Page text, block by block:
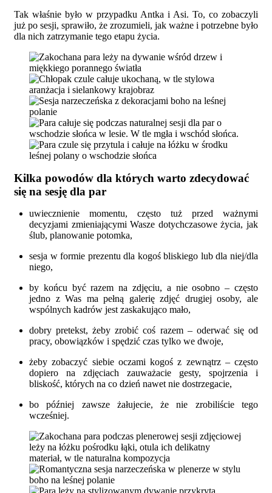
Tak właśnie było w przypadku Antka i Asi. To, co zobaczyli
już po sesji, sprawiło, że zrozumieli, jak ważne i potrzebne było
dla nich zatrzymanie tego etapu życia.
Kilka powodów dla których warto zdecydować
się na sesję dla par
uwiecznienie momentu, często tuż przed ważnymi
decyzjami zmieniającymi Wasze dotychczasowe życia, jak
ślub, planowanie potomka,
sesja w formie prezentu dla kogoś bliskiego lub dla niej/dla
niego,
by końcu być razem na zdjęciu, a nie osobno – często
jedno z Was ma pełną galerię zdjęć drugiej osoby, ale
wspólnych kadrów jest zaskakująco mało,
dobry pretekst, żeby zrobić coś razem – oderwać się od
pracy, obowiązków i spędzić czas tylko we dwoje,
żeby zobaczyć siebie oczami kogoś z zewnątrz – często
dopiero na zdjęciach zauważacie gesty, spojrzenia i
bliskość, których na co dzień nawet nie dostrzegacie,
bo później zawsze żałujecie, że nie zrobiliście tego
wcześniej.